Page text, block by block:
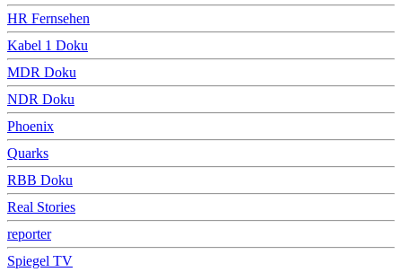
HR Fernsehen
Kabel 1 Doku
MDR Doku
NDR Doku
Phoenix
Quarks
RBB Doku
Real Stories
reporter
Spiegel TV